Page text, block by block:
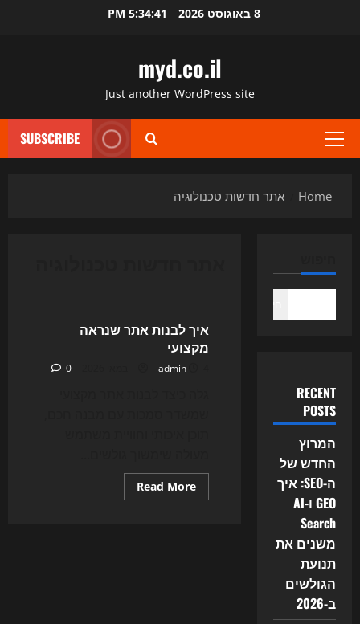
8 באוגוסט 2026 5:34:41 PM
myd.co.il
Just another WordPress site
Primary
SUBSCRIBE
Home אתר חדשות טכנולוגיה
איך לבנות אתר שנראה
מקצועי
admin
0
Read More
more
RECENT
POSTS
המרוץ
החדש של
ה-SEO: איך
GEO ו-AI
Search
משנים את
תנועת
הגולשים
ב-2026